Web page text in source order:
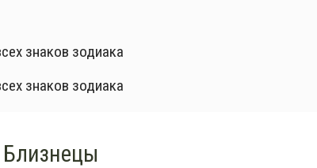
знаков зодиака
знаков зодиака
Близнецы